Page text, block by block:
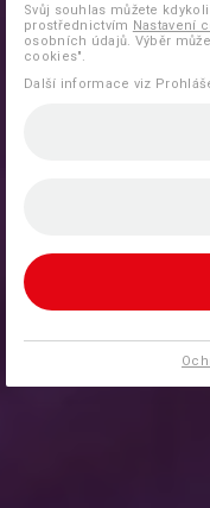
Svůj souhlas můžete
prostřednictvím Nastavení
osobních údajů. Výběr
cookies".
Další informace viz